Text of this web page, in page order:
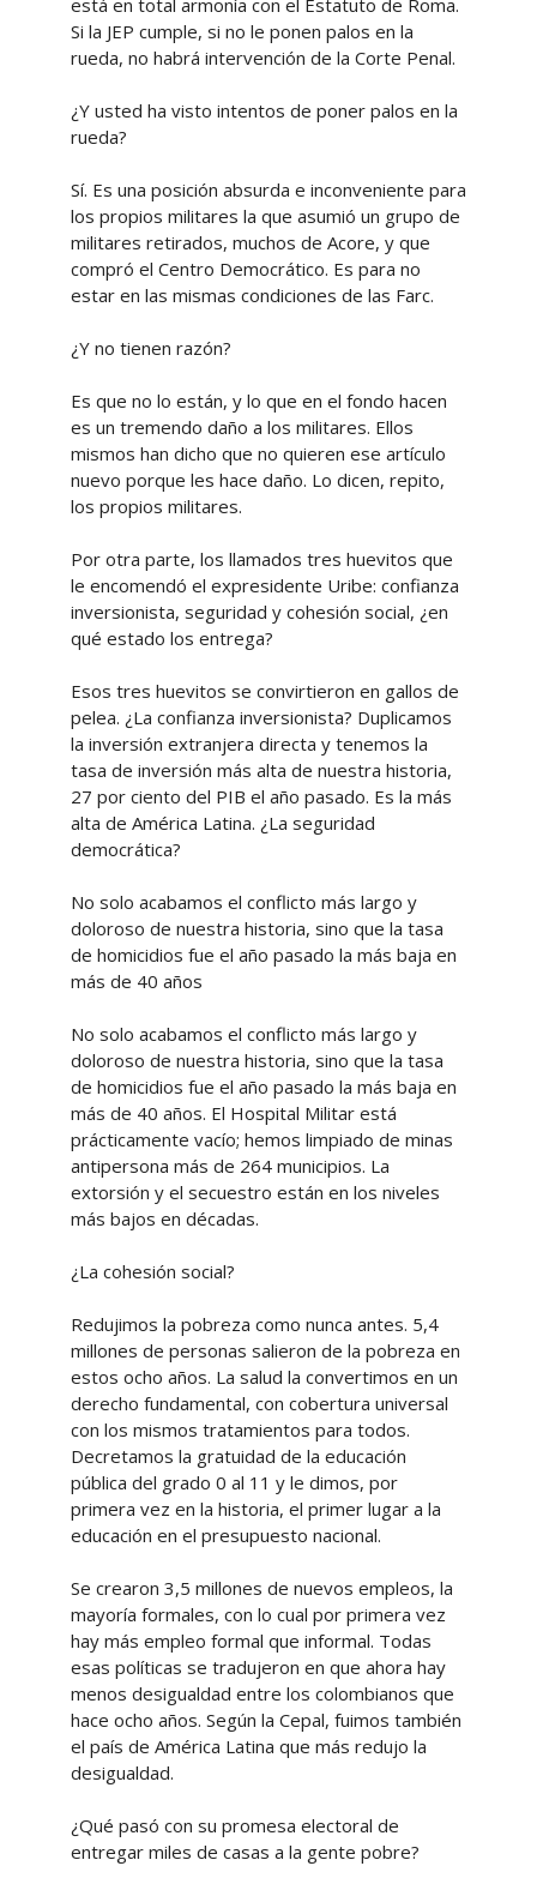
está en total armonía con el Estatuto de Roma.
Si la JEP cumple, si no le ponen palos en la
rueda, no habrá intervención de la Corte Penal.
¿Y usted ha visto intentos de poner palos en la
rueda?
Sí. Es una posición absurda e inconveniente para
los propios militares la que asumió un grupo de
militares retirados, muchos de Acore, y que
compró el Centro Democrático. Es para no
estar en las mismas condiciones de las Farc.
¿Y no tienen razón?
Es que no lo están, y lo que en el fondo hacen
es un tremendo daño a los militares. Ellos
mismos han dicho que no quieren ese artículo
nuevo porque les hace daño. Lo dicen, repito,
los propios militares.
Por otra parte, los llamados tres huevitos que
le encomendó el expresidente Uribe: confianza
inversionista, seguridad y cohesión social, ¿en
qué estado los entrega?
Esos tres huevitos se convirtieron en gallos de
pelea. ¿La confianza inversionista? Duplicamos
la inversión extranjera directa y tenemos la
tasa de inversión más alta de nuestra historia,
27 por ciento del PIB el año pasado. Es la más
alta de América Latina. ¿La seguridad
democrática?
No solo acabamos el conflicto más largo y
doloroso de nuestra historia, sino que la tasa
de homicidios fue el año pasado la más baja en
más de 40 años
No solo acabamos el conflicto más largo y
doloroso de nuestra historia, sino que la tasa
de homicidios fue el año pasado la más baja en
más de 40 años. El Hospital Militar está
prácticamente vacío; hemos limpiado de minas
antipersona más de 264 municipios. La
extorsión y el secuestro están en los niveles
más bajos en décadas.
¿La cohesión social?
Redujimos la pobreza como nunca antes. 5,4
millones de personas salieron de la pobreza en
estos ocho años. La salud la convertimos en un
derecho fundamental, con cobertura universal
con los mismos tratamientos para todos.
Decretamos la gratuidad de la educación
pública del grado 0 al 11 y le dimos, por
primera vez en la historia, el primer lugar a la
educación en el presupuesto nacional.
Se crearon 3,5 millones de nuevos empleos, la
mayoría formales, con lo cual por primera vez
hay más empleo formal que informal. Todas
esas políticas se tradujeron en que ahora hay
menos desigualdad entre los colombianos que
hace ocho años. Según la Cepal, fuimos también
el país de América Latina que más redujo la
desigualdad.
¿Qué pasó con su promesa electoral de
entregar miles de casas a la gente pobre?